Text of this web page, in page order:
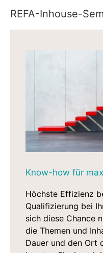
REFA-Inhouse-
Know-how für
Höchste Effizienz
Qualifizierung bei
sich diese Chance
die Themen und
Dauer und den Ort